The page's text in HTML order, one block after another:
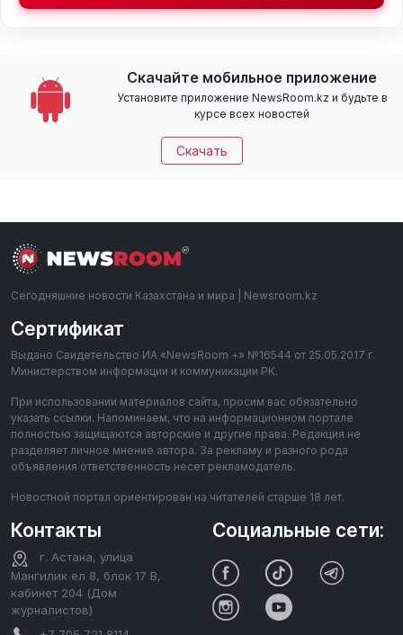
Скачайте мобильное приложение
Установите приложение NewsRoom.kz и будьте в
курсе всех новостей
Скачать
Сегодняшние новости Казахстана и мира | Newsroom.kz
Сертификат
Выдано Свидетельство ИА «NewsRoom +» №16544 от 25.05.2017 г.
Министерством информации и коммуникации РК.
При использовании материалов сайта, просим вас обязательно
указать ссылки. Напоминаем, что на информационном портале
полностью защищаются авторские и другие права. Редакция не
разделяет личное мнение автора. За рекламу и разного рода
объявления ответственность несет рекламодатель.
Новостной портал ориентирован на читателей старше 18 лет.
Контакты
г. Астана, улица
Мангилик ел 8, блок 17 В,
кабинет 204 (Дом
журналистов)
Социальные сети: